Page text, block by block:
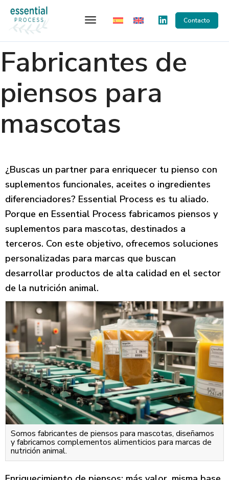
Toggle Navigation Contacto
Fabricantes de
piensos para
mascotas
¿Buscas un partner para enriquecer tu pienso con
suplementos funcionales, aceites o ingredientes
diferenciadores? Essential Process es tu aliado.
Porque en Essential Process fabricamos piensos y
suplementos para mascotas, destinados a
terceros. Con este objetivo, ofrecemos soluciones
personalizadas para marcas que buscan
desarrollar productos de alta calidad en el sector
de la nutrición animal.
Somos fabricantes de piensos para mascotas, diseñamos
y fabricamos complementos alimenticios para marcas de
nutrición animal.